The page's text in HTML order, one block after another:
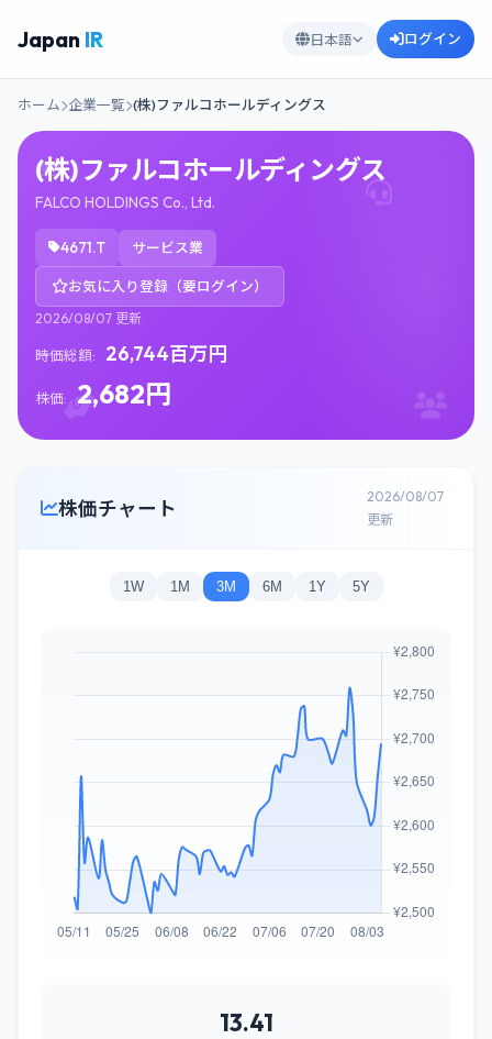
Japan IR 日本語 ログイン
ホーム 企業一覧 (株)ファルコホールディングス
(株)ファルコホールディングス
FALCO HOLDINGS Co., Ltd.
4671.T サービス業
お気に入り登録（要ログイン）
2026/08/07 更新
時価総額: 26,744百万円
株価: 2,682円
株価チャート
2026/08/07
更新
1W 1M 3M 6M 1Y 5Y
13.41